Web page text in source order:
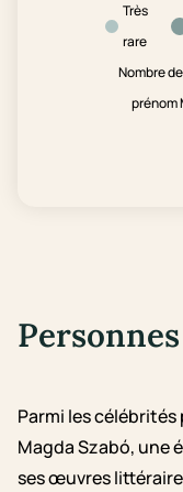
Très
rare
Nombre
prénom
Personnes
Parmi les
Magda Szabó, une
ses œuvres